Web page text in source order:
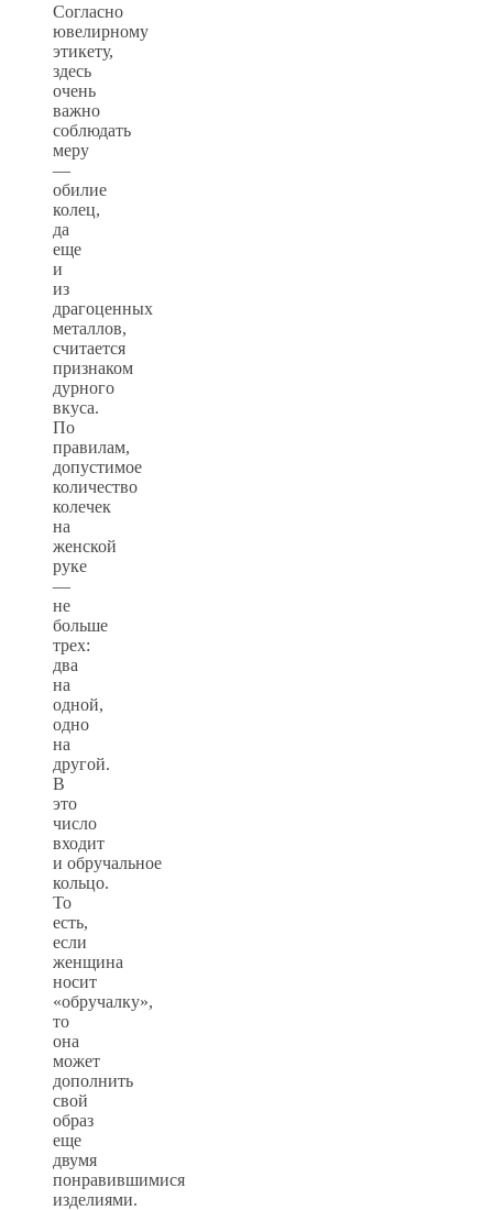
Согласно
ювелирному
этикету,
здесь
очень
важно
соблюдать
меру
—
обилие
колец,
да
еще
и
из
драгоценных
металлов,
считается
признаком
дурного
вкуса.
По
правилам,
допустимое
количество
колечек
на
женской
руке
—
не
больше
трех:
два
на
одной,
одно
на
другой.
В
это
число
входит
и обручальное
кольцо.
То
есть,
если
женщина
носит
«обручалку»,
то
она
может
дополнить
свой
образ
еще
двумя
понравившимися
изделиями.